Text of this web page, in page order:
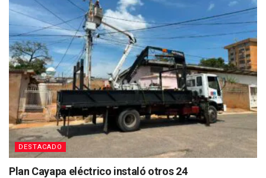
DESTACADO
Plan Cayapa eléctrico instaló otros 24